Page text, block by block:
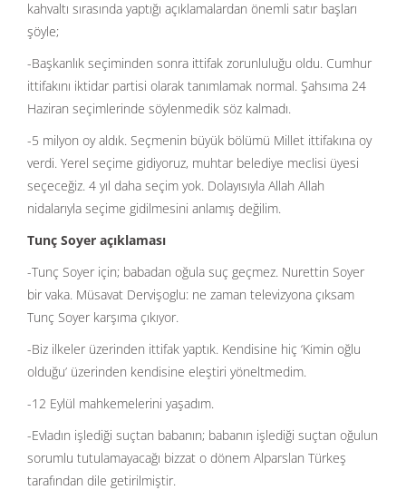
kahvaltı sırasında yaptığı açıklamalardan önemli satır başları
şöyle;
-Başkanlık seçiminden sonra ittifak zorunluluğu oldu. Cumhur
ittifakını iktidar partisi olarak tanımlamak normal. Şahsıma 24
Haziran seçimlerinde söylenmedik söz kalmadı.
-5 milyon oy aldık. Seçmenin büyük bölümü Millet ittifakına oy
verdi. Yerel seçime gidiyoruz, muhtar belediye meclisi üyesi
seçeceğiz. 4 yıl daha seçim yok. Dolayısıyla Allah Allah
nidalarıyla seçime gidilmesini anlamış değilim.
Tunç Soyer açıklaması
-Tunç Soyer için; babadan oğula suç geçmez. Nurettin Soyer
bir vaka. Müsavat Dervişoglu: ne zaman televizyona çıksam
Tunç Soyer karşıma çıkıyor.
-Biz ilkeler üzerinden ittifak yaptık. Kendisine hiç ‘Kimin oğlu
olduğu’ üzerinden kendisine eleştiri yöneltmedim.
-12 Eylül mahkemelerini yaşadım.
-Evladın işlediği suçtan babanın; babanın işlediği suçtan oğulun
sorumlu tutulamayacağı bizzat o dönem Alparslan Türkeş
tarafından dile getirilmiştir.